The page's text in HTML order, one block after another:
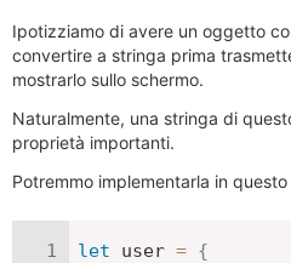
Ipotizziamo di avere un oggetto
convertire a stringa prima
mostrarlo sullo schermo.
Naturalmente, una stringa di
proprietà importanti.
Potremmo implementarla in
let user = {